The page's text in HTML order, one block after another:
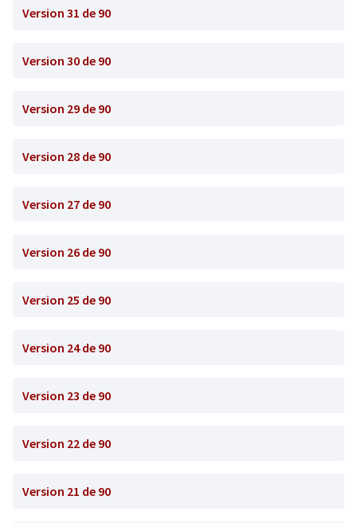
Version 31 de 90
Version 30 de 90
Version 29 de 90
Version 28 de 90
Version 27 de 90
Version 26 de 90
Version 25 de 90
Version 24 de 90
Version 23 de 90
Version 22 de 90
Version 21 de 90